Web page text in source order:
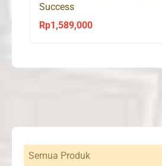
Success
Rp1,589,000
Semua Produk